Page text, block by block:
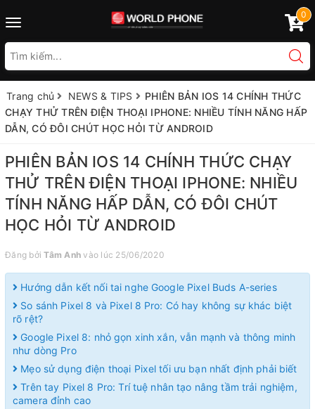
Toggle
0
Trang chủ NEWS & TIPS
PHIÊN BẢN IOS 14 CHÍNH THỨC
CHẠY THỬ TRÊN ĐIỆN THOẠI IPHONE: NHIỀU TÍNH NĂNG HẤP
DẪN, CÓ ĐÔI CHÚT HỌC HỎI TỪ ANDROID
PHIÊN BẢN IOS 14 CHÍNH THỨC CHẠY
THỬ TRÊN ĐIỆN THOẠI IPHONE: NHIỀU
TÍNH NĂNG HẤP DẪN, CÓ ĐÔI CHÚT
HỌC HỎI TỪ ANDROID
Đăng bởiTâm Anh vào lúc 25/06/2020
Hướng dẫn kết nối tai nghe Google Pixel Buds A-series
So sánh Pixel 8 và Pixel 8 Pro: Có hay không sự khác biệt
rõ rệt?
Google Pixel 8: nhỏ gọn xinh xắn, vẫn mạnh và thông minh
như dòng Pro
Mẹo sử dụng điện thoại Pixel tối ưu bạn nhất định phải biết
Trên tay Pixel 8 Pro: Trí tuệ nhân tạo nâng tầm trải nghiệm,
camera đỉnh cao